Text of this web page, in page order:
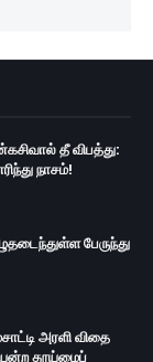
தீ விபத்து:
நாசம்!
பேருந்து
அரளி விதை
தூய்மைப்